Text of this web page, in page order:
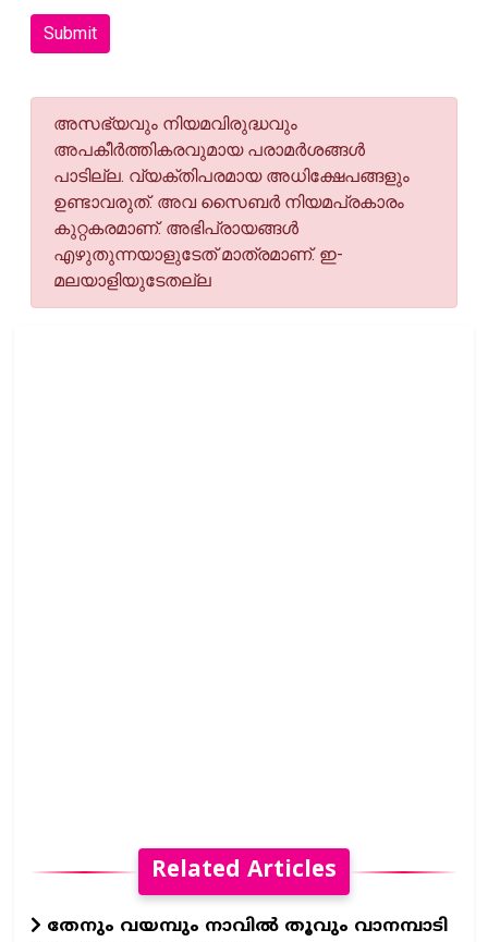
Submit
അസഭ്യവും നിയമവിരുദ്ധവും
അപകീര്‍ത്തികരവുമായ പരാമര്‍ശങ്ങള്‍
പാടില്ല. വ്യക്തിപരമായ അധിക്ഷേപങ്ങളും
ഉണ്ടാവരുത്. അവ സൈബര്‍ നിയമപ്രകാരം
കുറ്റകരമാണ്. അഭിപ്രായങ്ങള്‍
എഴുതുന്നയാളുടേത് മാത്രമാണ്. ഇ-
മലയാളിയുടേതല്ല
Related Articles
തേനും വയമ്പും നാവിൽ തൂവും വാനമ്പാടി